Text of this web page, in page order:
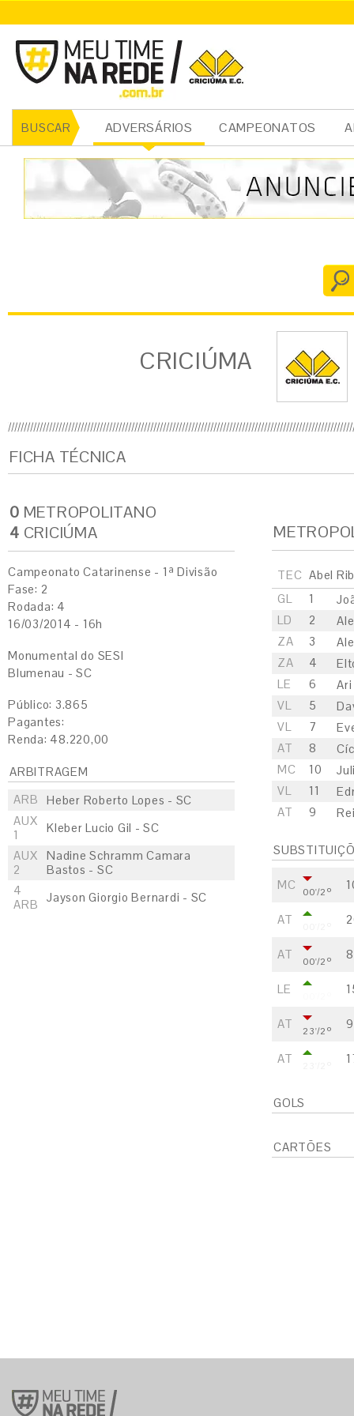
BUSCAR ADVERSÁRIOS CAMPEONATOS
CRICIÚMA
CRICIÚMA
FICHA TÉCNICA
0 METROPOLITANO
4 CRICIÚMA
Campeonato Catarinense - 1ª Divisão
Fase: 2
Rodada: 4
16/03/2014 - 16h
Monumental do SESI
Blumenau - SC
Público: 3.865
Pagantes:
Renda: 48.220,00
ARBITRAGEM
ARB
Heber Roberto Lopes - SC
AUX
1
Kleber Lucio Gil - SC
AUX
2
Nadine Schramm Camara
Bastos - SC
4
ARB
Jayson Giorgio Bernardi - SC
TEC Abel
GL
1
LD
2
ZA
3
ZA
4
LE
6
Ari
VL
5
VL
7
AT
8
MC
10
VL
11
AT
9
MC 00'/2º
AT
AT 00'/2º 8
LE
AT 23'/2º 9
AT
GOLS
CARTÕES